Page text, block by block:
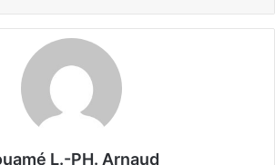
L.-PH. Arnaud